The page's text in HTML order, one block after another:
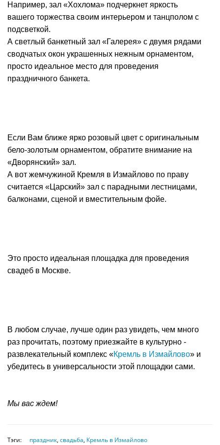
Например, зал «Хохлома» подчеркнет яркость
вашего торжества своим интерьером и танцполом с
подсветкой.
А светлый банкетный зал «Галерея» с двумя рядами
сводчатых окон украшенных нежным орнаментом,
просто идеальное место для проведения
праздничного банкета.
Если Вам ближе ярко розовый цвет с оригинальным
бело-золотым орнаментом, обратите внимание на
«Дворянский» зал.
А вот жемчужиной Кремля в Измайлово по праву
считается «Царский» зал с парадными лестницами,
балконами, сценой и вместительным фойе.
Это просто идеальная площадка для проведения
свадеб в Москве.
В любом случае, лучше один раз увидеть, чем много
раз прочитать, поэтому приезжайте в культурно -
развлекательный комплекс «Кремль в Измайлово» и
убедитесь в универсальности этой площадки сами.
Мы вас ждем!
Тэги: праздник, свадьба, Кремль в Измайлово